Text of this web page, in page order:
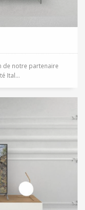
de notre partenaire
Ital...